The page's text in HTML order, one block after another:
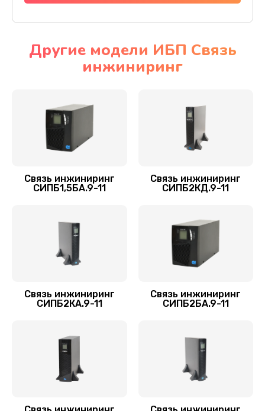
Другие модели ИБП Связь
инжиниринг
Связь инжиниринг
СИПБ1,5БА.9-11
Связь инжиниринг
СИПБ2КД.9-11
Связь инжиниринг
СИПБ2КА.9-11
Связь инжиниринг
СИПБ2БА.9-11